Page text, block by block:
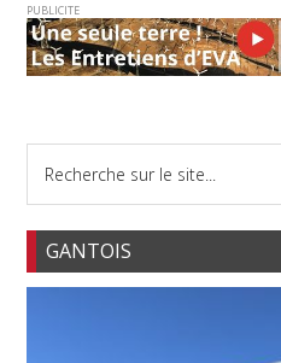
PUBLICITE
GANTOIS